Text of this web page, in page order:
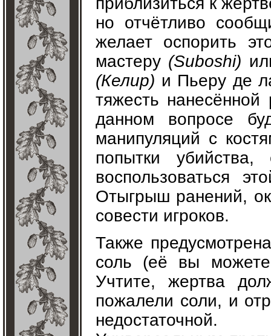
но отчётливо
желает оспорить
мастеру (Suboshi)
(Келир) и Пьеру де
тяжесть
данном вопросе
манипуляций с
попытки
воспользоваться
Отыгрыш ранений,
совести игроков.
Также
соль (её вы
Учтите, жертва
пожалели соли, и
недостаточной.